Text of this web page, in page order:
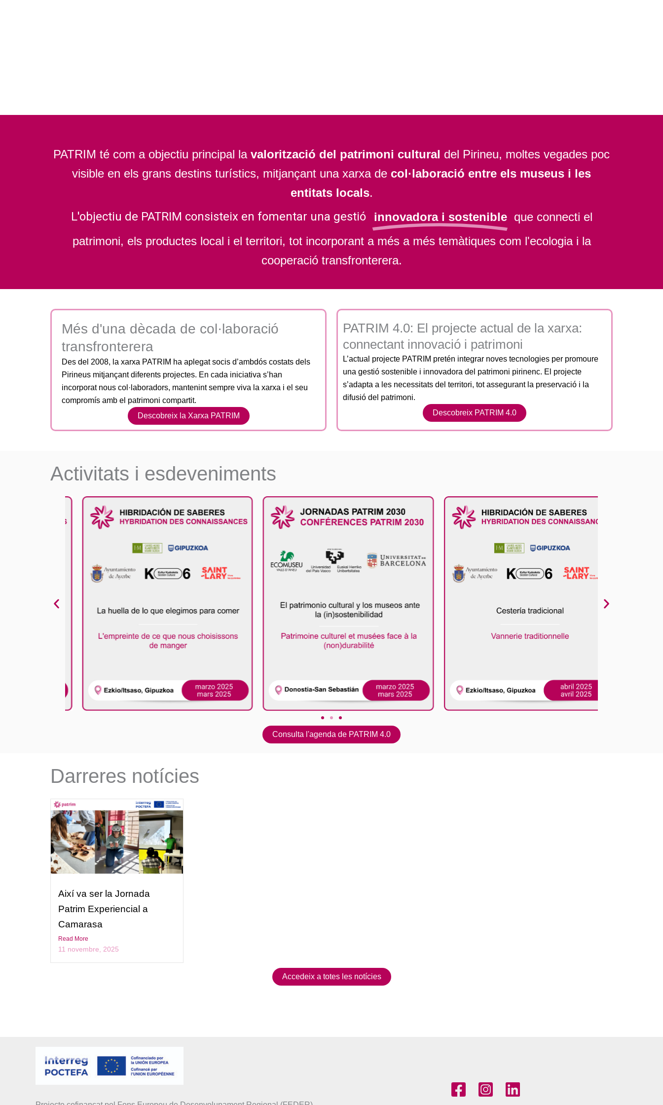
PATRIM té com a objectiu principal la valorització del patrimoni cultural del Pirineu, moltes vegades poc
visible en els grans destins turístics, mitjançant una xarxa de col·laboració entre els museus i les
entitats locals.
L'objectiu de PATRIM consisteix en fomentar una gestió innovadora i sostenible que connecti el
patrimoni, els productes local i el territori, tot incorporant a més a més temàtiques com l'ecologia i la
cooperació transfronterera.
Més d'una dècada de col·laboració
transfronterera
Des del 2008, la xarxa PATRIM ha aplegat socis d’ambdós costats dels
Pirineus mitjançant diferents projectes. En cada iniciativa s’han
incorporat nous col·laboradors, mantenint sempre viva la xarxa i el seu
compromís amb el patrimoni compartit.
Descobreix la Xarxa PATRIM
PATRIM 4.0: El projecte actual de la xarxa:
connectant innovació i patrimoni
L’actual projecte PATRIM pretén integrar noves tecnologies per promoure
una gestió sostenible i innovadora del patrimoni pirinenc. El projecte
s’adapta a les necessitats del territori, tot assegurant la preservació i la
difusió del patrimoni.
Descobreix PATRIM 4.0
Activitats i esdeveniments
Consulta l'agenda de PATRIM 4.0
Darreres notícies
Així va ser la Jornada
Patrim Experiencial a
Camarasa
Read More
11 novembre, 2025
Accedeix a totes les notícies